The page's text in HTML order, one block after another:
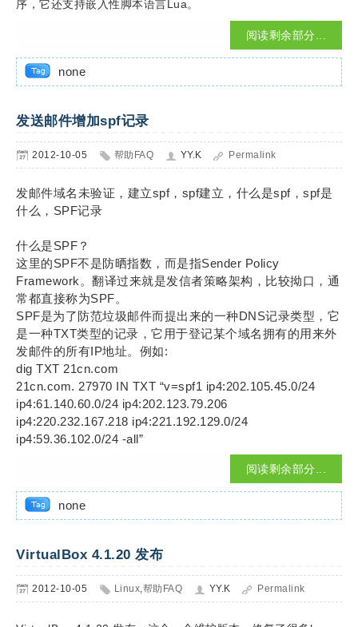
序，它还支持嵌入性脚本语言Lua。
阅读剩余部分...
none
发送邮件增加spf记录
2012-10-05 帮助FAQ YY.K Permalink
发邮件域名未验证，建立spf，spf建立，什么是spf，spf是
什么，SPF记录
什么是SPF？
这里的SPF不是防晒指数，而是指Sender Policy
Framework。翻译过来就是发信者策略架构，比较拗口，通
常都直接称为SPF。
SPF是为了防范垃圾邮件而提出来的一种DNS记录类型，它
是一种TXT类型的记录，它用于登记某个域名拥有的用来外
发邮件的所有IP地址。例如:
dig TXT 21cn.com
21cn.com. 27970 IN TXT “v=spf1 ip4:202.105.45.0/24
ip4:61.140.60.0/24 ip4:202.123.79.206
ip4:220.232.167.218 ip4:221.192.129.0/24
ip4:59.36.102.0/24 -all”
阅读剩余部分...
none
VirtualBox 4.1.20 发布
2012-10-05 Linux,帮助FAQ YY.K Permalink